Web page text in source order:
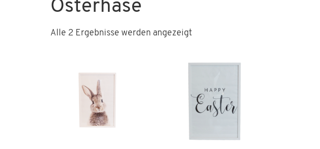
Osterhase
Alle 2 Ergebnisse werden angezeigt